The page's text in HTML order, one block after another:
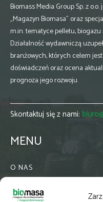
Biomass Media Group Sp. z
„Magazyn Biomasa” oraz
m.in. tematyce pelletu,
Działalność wydawniczą
branżowych, których celem
doświadczeń oraz ocena
prognoza jego rozwoju.
Skontaktuj się z nami:
MENU
O NAS
WSPÓŁPRACA